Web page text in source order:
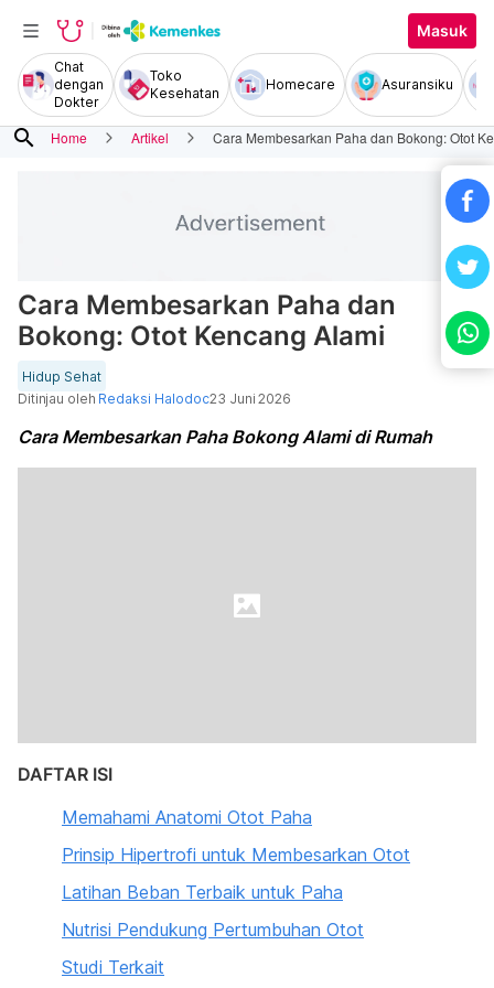
Masuk
Chat
dengan
Dokter
Toko
Kesehatan
Homecare Asuransiku
search Home Artikel Cara Membesarkan Paha dan Bokong: Otot
Cara Membesarkan Paha dan
Bokong: Otot Kencang Alami
Hidup Sehat
Ditinjau oleh Redaksi Halodoc23 Juni 2026
Cara Membesarkan Paha Bokong Alami di Rumah
DAFTAR ISI
Memahami Anatomi Otot Paha
Prinsip Hipertrofi untuk Membesarkan Otot
Latihan Beban Terbaik untuk Paha
Nutrisi Pendukung Pertumbuhan Otot
Studi Terkait